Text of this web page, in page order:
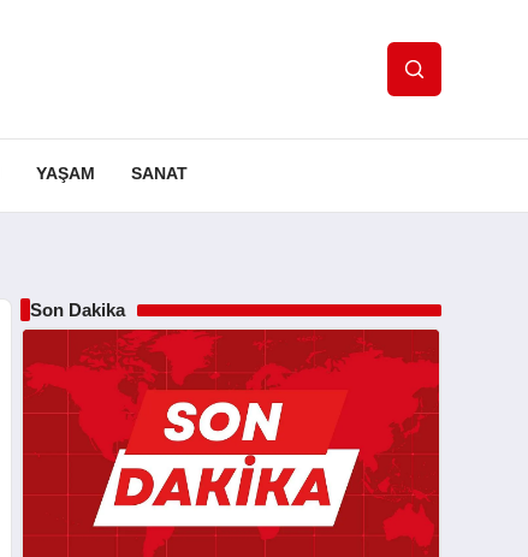
YAŞAM SANAT
Son Dakika